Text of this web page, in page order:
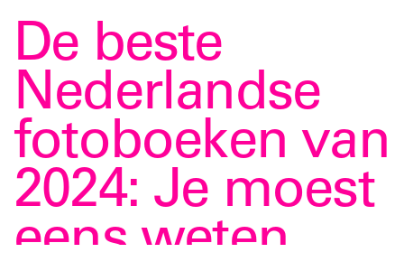
De beste
Nederlandse
fotoboeken van
2024: Je moest
eens weten